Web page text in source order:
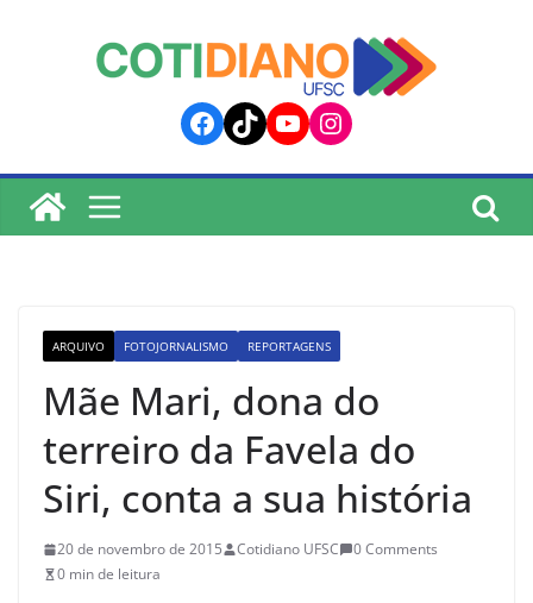
Facebook
TikTokYouTube
Instagram
ARQUIVO FOTOJORNALISMO REPORTAGENS
Mãe Mari, dona do
terreiro da Favela do
Siri, conta a sua história
20 de novembro de 2015 Cotidiano UFSC
0 Comments
0 min de leitura